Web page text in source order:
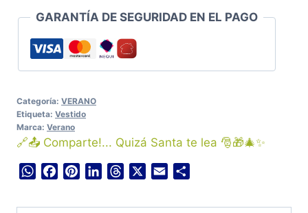
GARANTÍA DE SEGURIDAD EN EL PAGO
Categoría: VERANO
Etiqueta: Vestido
Marca: Verano
🔗📤 Comparte!... Quizá Santa te lea 🎅🎁🎄✨
WhatsApp
FacebookPinterestLinkedInThreads Email